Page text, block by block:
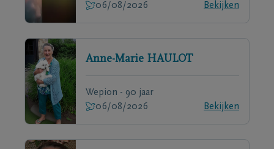
06/08/2026
Bekijken
Anne-Marie HAULOT
Wepion - 90 jaar
06/08/2026
Bekijken